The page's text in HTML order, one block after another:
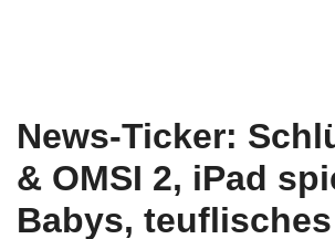
News-Ticker:
& OMSI 2, iPad
Babys,